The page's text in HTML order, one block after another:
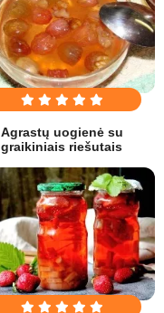
Agrastų uogienė su
graikiniais riešutais